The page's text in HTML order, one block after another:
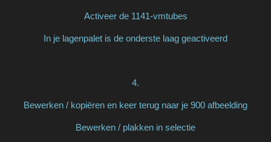
Activeer de 1141-vmtubes
In je lagenpalet is de onderste laag geactiveerd
4.
Bewerken / kopiëren en keer terug naar je 900 afbeelding
Bewerken / plakken in selectie